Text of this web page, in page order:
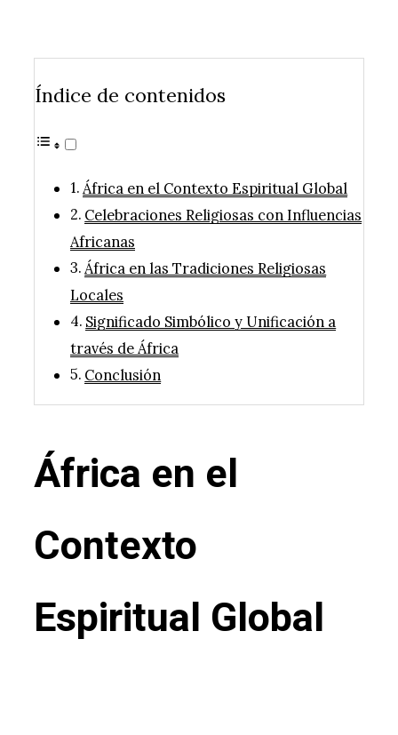
Índice de contenidos
África en el Contexto Espiritual Global
Celebraciones Religiosas con Influencias
Africanas
África en las Tradiciones Religiosas
Locales
Significado Simbólico y Unificación a
través de África
Conclusión
África en el
Contexto
Espiritual Global